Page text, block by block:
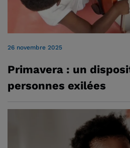
26 novembre 2025
Primavera : un
personnes exilées